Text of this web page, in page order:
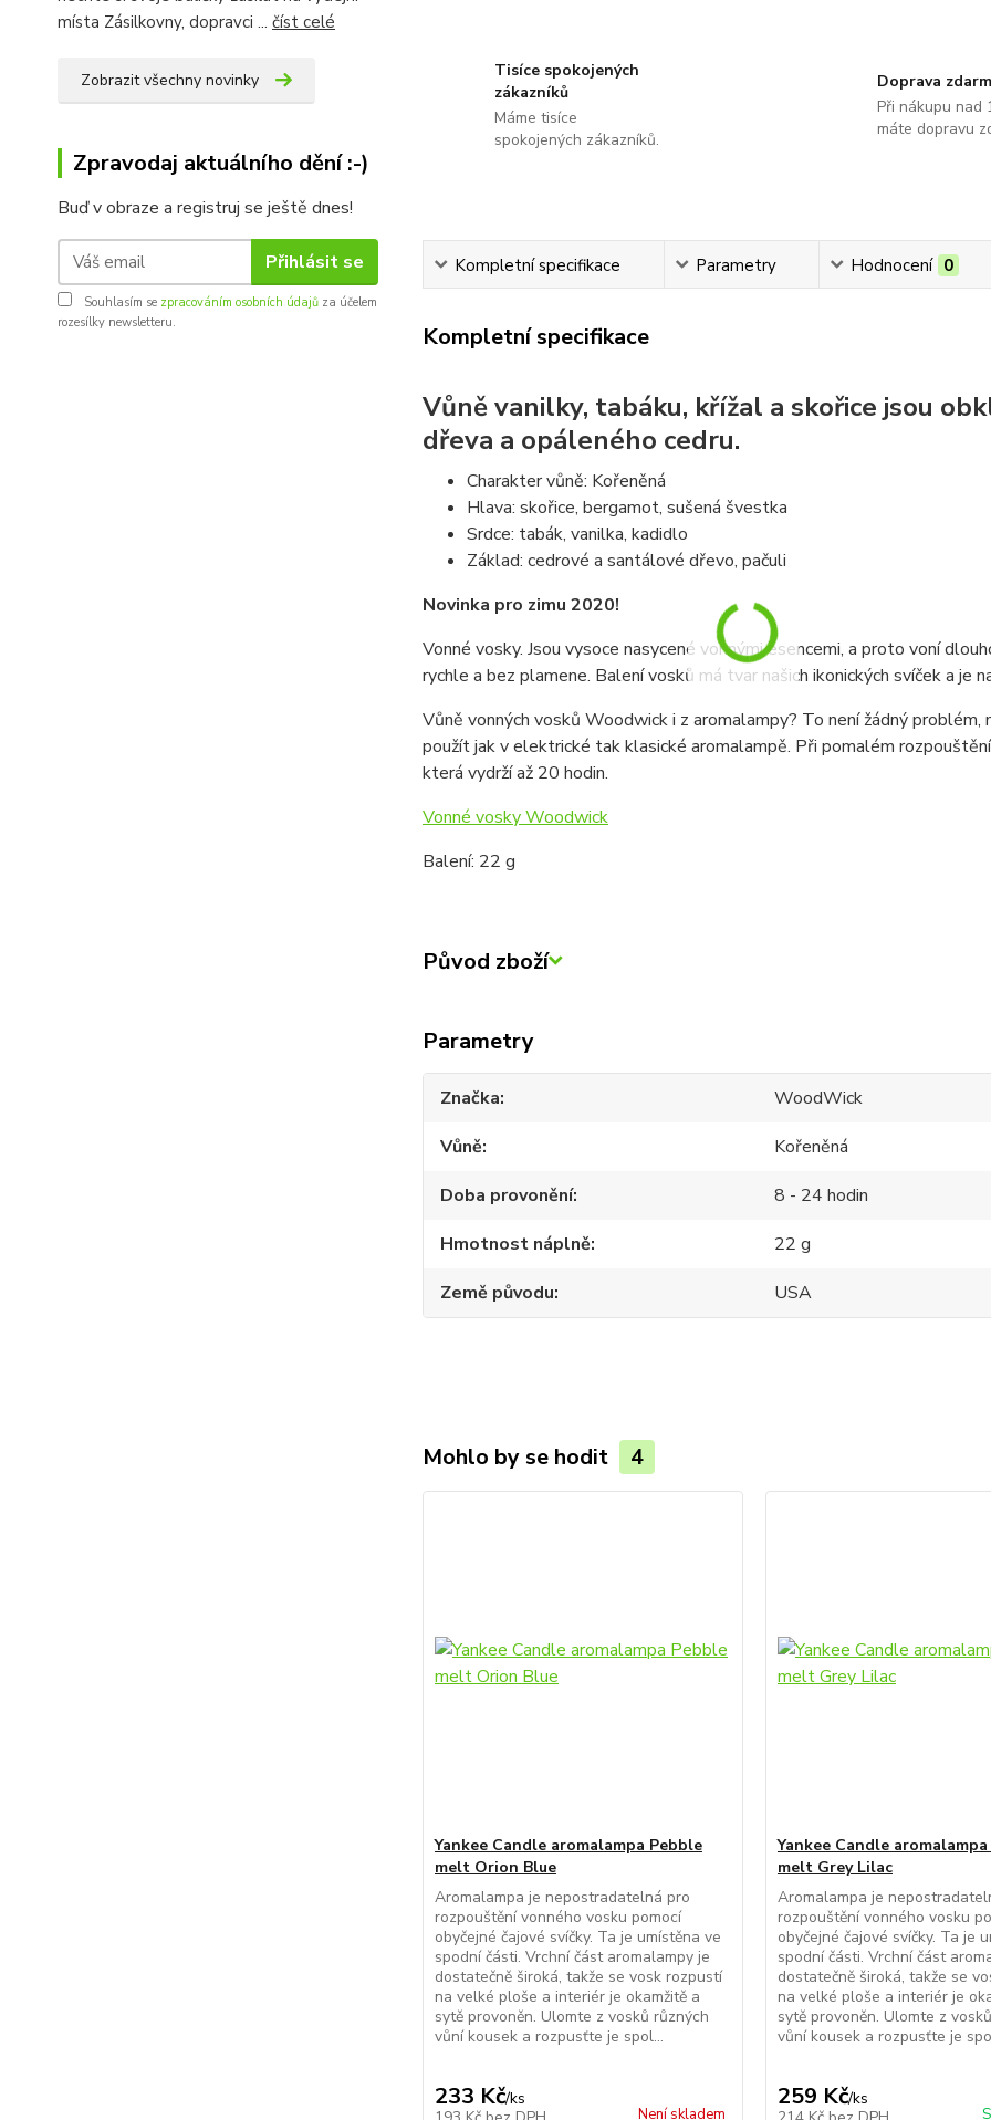
místa Zásilkovny, dopravci ... číst celé
Zobrazit všechny novinky
Zpravodaj aktuálního dění :-)
Buď v obraze a registruj se ještě dnes!
Přihlásit se
Souhlasím se zpracováním osobních údajů za účelem
rozesílky newsletteru.
Tisíce spokojených
zákazníků
Máme tisíce
spokojených zákazníků.
Doprava
Při nákupu nad
máte dopravu
Kompletní specifikace Parametry Hodnocení 0
Kompletní specifikace
Vůně vanilky, tabáku, křížal a skořice jsou
dřeva a opáleného cedru.
Charakter vůně: Kořeněná
Hlava: skořice, bergamot, sušená švestka
Srdce: tabák, vanilka, kadidlo
Základ: cedrové a santálové dřevo, pačuli
Novinka pro zimu 2020!
Vonné vosky. Jsou vysoce nasycené vonnými esencemi, a proto voní
rychle a bez plamene. Balení vosků má tvar našich ikonických svíček a je
Vůně vonných vosků Woodwick i z aromalampy? To není žádný
použít jak v elektrické tak klasické aromalampě. Při pomalém
která vydrží až 20 hodin.
Vonné vosky Woodwick
Balení: 22 g
Původ zboží
Parametry
Značka
WoodWick
Vůně
Kořeněná
Doba provonění
8 - 24 hodin
Hmotnost náplně
22 g
Země původu
USA
Mohlo by se hodit 4
Yankee Candle aromalampa Pebble
melt Orion Blue
Aromalampa je nepostradatelná pro
rozpouštění vonného vosku pomocí
obyčejné čajové svíčky. Ta je umístěna ve
spodní části. Vrchní část aromalampy je
dostatečně široká, takže se vosk rozpustí
na velké ploše a interiér je okamžitě a
sytě provoněn. Ulomte z vosků různých
vůní kousek a rozpusťte je spol...
233 Kč/ks
Není skladem
Yankee Candle
melt Grey Lilac
Aromalampa je
rozpouštění vonného vosku
obyčejné čajové svíčky. Ta je
spodní části. Vrchní část
dostatečně široká, takže se
na velké ploše a interiér je
sytě provoněn. Ulomte z
vůní kousek a rozpusťte je
259 Kč/ks